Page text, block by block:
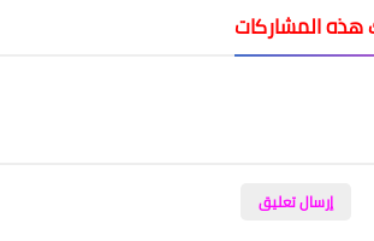
المشاركات
إرسال تعليق